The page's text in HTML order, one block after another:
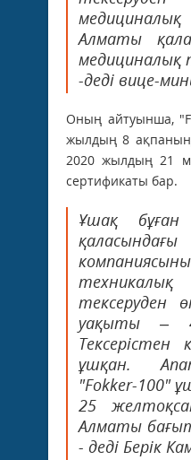
Алматы
медициналық
-деді вице-
Оның айтуынша,
жылдың 8
2020 жылдың 21
сертификаты бар.
Ұшақ
тексеруден
уақыты –
Тексерістен
ұшқан.
"Fokker-100"
25
Алматы
- деді Берік